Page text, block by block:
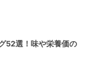
52選！味や栄養価の